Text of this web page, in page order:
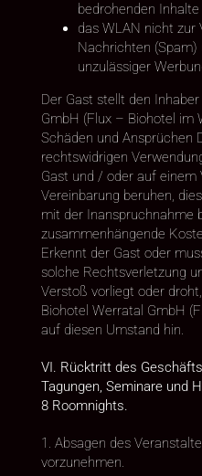
bedrohenden
das WLAN nicht zur
Nachrichten
unzulässiger
Der Gast stellt den
GmbH (Flux – Biohotel im
Schäden und Ansprüchen
rechtswidrigen
Gast und / oder auf einem
Vereinbarung beruhen,
mit der Inanspruchnahme
zusammenhängende
Erkennt der Gast oder
solche Rechtsverletzung
Verstoß vorliegt oder
Biohotel Werratal GmbH
auf diesen Umstand hin.
VI. Rücktritt des
Tagungen, Seminare und
8 Roomnights.
1. Absagen des
vorzunehmen.